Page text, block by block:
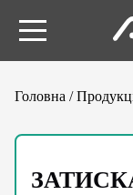
Головна /